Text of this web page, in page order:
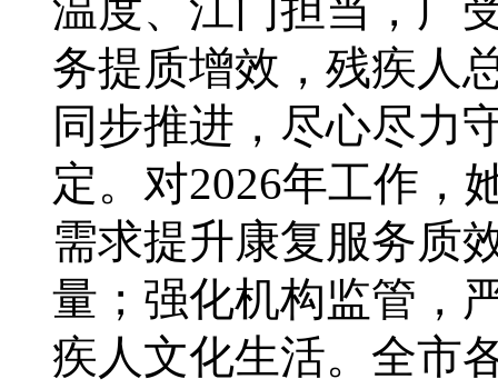
务提质增效，残疾人
同步推进，尽心尽力
定。对2026年工作，
需求提升康复服务质
量；强化机构监管，
疾人文化生活。全市